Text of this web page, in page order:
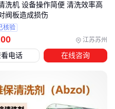
江苏苏州
洗机 设备操作简便 清洗效率高
阀板造成损伤
核验
电话 在线咨询